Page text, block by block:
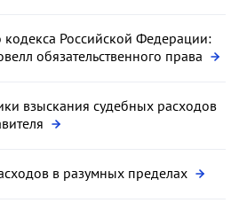
Российской Федерации:
обязательственного права
взыскания судебных расходов
в разумных пределах